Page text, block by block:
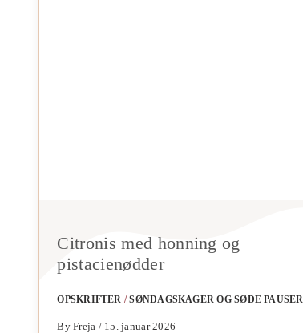
Citronis med honning og
pistacienødder
OPSKRIFTER /SØNDAGSKAGER OG SØDE PAUSER
By Freja / 15. januar 2026